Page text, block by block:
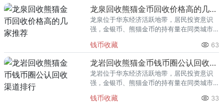
回收渠道里，能精准识别版别溢
龙泉回收熊猫金币回收价格高的几家推荐
龙泉位于华东经济活跃地带，居民投资意识
强，金银币、熊猫金币的持有量在同类城市
熊猫金币的需求就明显升温，但鱼龙混杂的
回收渠道里，能精准识别版别溢
钱币收藏 63
龙岩回收熊猫金币钱币圈公认回收渠道排行
龙岩位于华东经济活跃地带，居民投资意识
强，金银币、熊猫金币的持有量在同类城市
熊猫金币的需求就明显升温，但鱼龙混杂的
钱币收藏 33